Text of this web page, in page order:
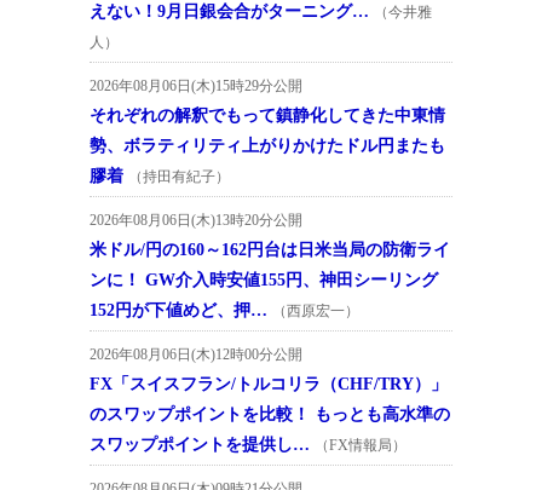
えない！9月日銀会合がターニング…
（今井雅
人）
2026年08月06日(木)15時29分公開
それぞれの解釈でもって鎮静化してきた中東情
勢、ボラティリティ上がりかけたドル円またも
膠着
（持田有紀子）
2026年08月06日(木)13時20分公開
米ドル/円の160～162円台は日米当局の防衛ライ
ンに！ GW介入時安値155円、神田シーリング
152円が下値めど、押…
（西原宏一）
2026年08月06日(木)12時00分公開
FX「スイスフラン/トルコリラ（CHF/TRY）」
のスワップポイントを比較！ もっとも高水準の
スワップポイントを提供し…
（FX情報局）